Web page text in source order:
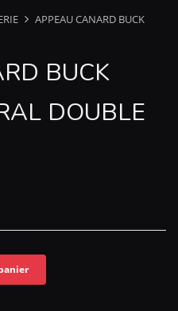
APPEAU CANARD BUCK
BUCK
DOUBLE